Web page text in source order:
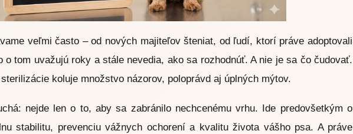
veľmi často – od nových majiteľov šteniat, od ľudí, ktorí práve adoptovali
o tom uvažujú roky a stále nevedia, ako sa rozhodnúť. A nie je sa čo čudovať.
koluje množstvo názorov, poloprávd aj úplných mýtov.
nejde len o to, aby sa zabránilo nechcenému vrhu. Ide predovšetkým o
stabilitu, prevenciu vážnych ochorení a kvalitu života vášho psa. A práve